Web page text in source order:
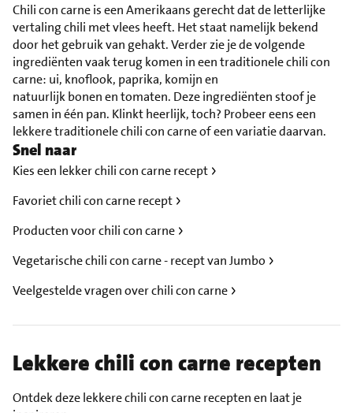
Chili con carne is een Amerikaans gerecht dat de letterlijke
vertaling chili met vlees heeft. Het staat namelijk bekend
door het gebruik van gehakt. Verder zie je de volgende
ingrediënten vaak terug komen in een traditionele chili con
carne: ui, knoflook, paprika, komijn en
natuurlijk bonen en tomaten. Deze ingrediënten stoof je
samen in één pan. Klinkt heerlijk, toch? Probeer eens een
lekkere traditionele chili con carne of een variatie daarvan.
Snel naar
Kies een lekker chili con carne recept
Favoriet chili con carne recept
Producten voor chili con carne
Vegetarische chili con carne - recept van Jumbo
Veelgestelde vragen over chili con carne
Lekkere chili con carne recepten
Ontdek deze lekkere chili con carne recepten en laat je